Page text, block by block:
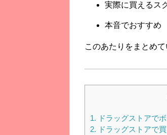
実際に買えるス
本音でおすすめ
このあたりをまとめて
1. ドラッグストアで
2. ドラッグストアで